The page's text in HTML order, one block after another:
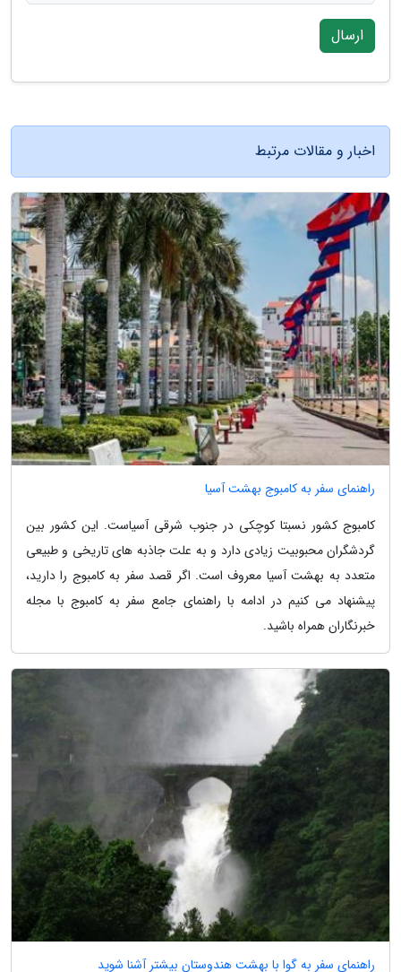
ارسال
اخبار و مقالات مرتبط
راهنمای سفر به کامبوج بهشت آسیا
کامبوج کشور نسبتا کوچکی در جنوب شرقی آسیاست. این کشور بین
گردشگران محبوبیت زیادی دارد و به علت جاذبه های تاریخی و طبیعی
متعدد به بهشت آسیا معروف است. اگر قصد سفر به کامبوج را دارید،
پیشنهاد می کنیم در ادامه با راهنمای جامع سفر به کامبوج با مجله
خبرنگاران همراه باشید.
راهنمای سفر به گوا با بهشت هندوستان بیشتر آشنا شوید